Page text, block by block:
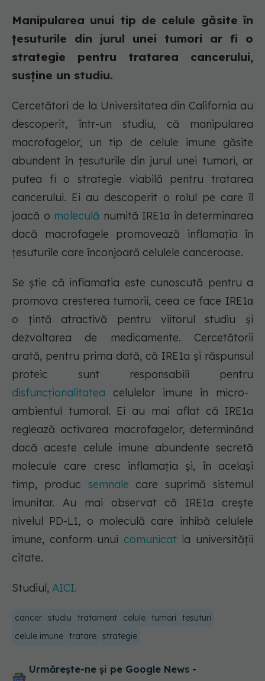
Manipularea unui tip de celule găsite în
țesuturile din jurul unei tumori ar fi o
strategie pentru tratarea cancerului,
susține un studiu.
Cercetători de la Universitatea din California au
descoperit, într-un studiu, că manipularea
macrofagelor, un tip de celule imune găsite
abundent în țesuturile din jurul unei tumori, ar
putea fi o strategie viabilă pentru tratarea
cancerului. Ei au descoperit o rolul pe care îl
joacă o moleculă numită IRE1α în determinarea
dacă macrofagele promovează inflamația în
țesuturile care înconjoară celulele canceroase.
Se știe că inflamatia este cunoscută pentru a
promova cresterea tumorii, ceea ce face IRE1α
o țintă atractivă pentru viitorul studiu și
dezvoltarea de medicamente. Cercetătorii
arată, pentru prima dată, că IRE1a și răspunsul
proteic sunt responsabili pentru
disfuncționalitatea celulelor imune în micro-
ambientul tumoral. Ei au mai aflat că IRE1a
reglează activarea macrofagelor, determinând
dacă aceste celule imune abundente secretă
molecule care cresc inflamația și, în același
timp, produc semnale care suprimă sistemul
imunitar. Au mai observat că IRE1a crește
nivelul PD-L1, o moleculă care inhibă celulele
imune, conform unui comunicat la universității
citate.
Studiul, AICI.
cancer studiu tratament celule tumori
tesuturi
celule imune tratare strategie
Urmărește-ne și pe Google News -